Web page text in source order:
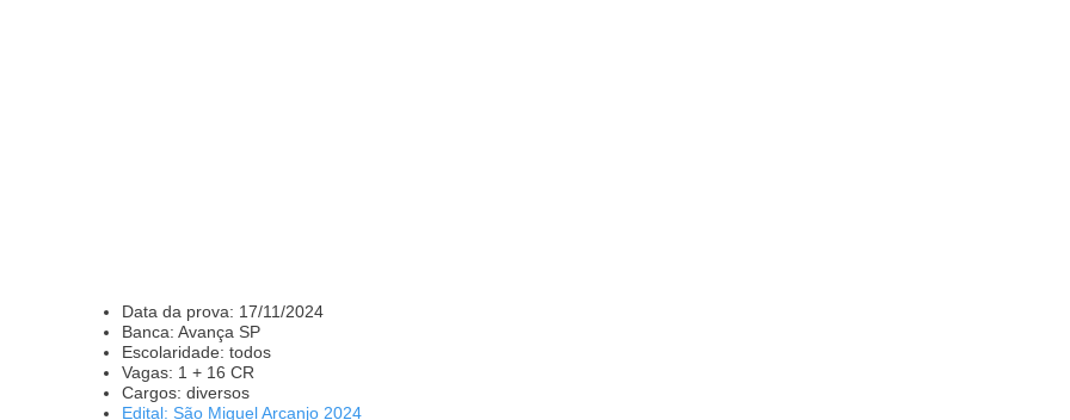
Data da prova: 17/11/2024
Banca: Avança SP
Escolaridade: todos
Vagas: 1 + 16 CR
Cargos: diversos
Edital: São Miguel Arcanjo 2024